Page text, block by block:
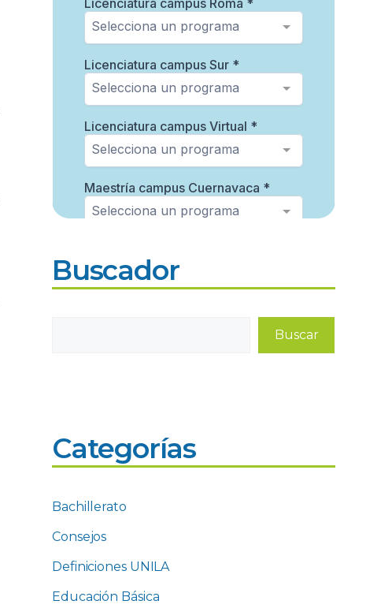
Buscador
Buscar
Categorías
Bachillerato
Consejos
Definiciones UNILA
Educación Básica